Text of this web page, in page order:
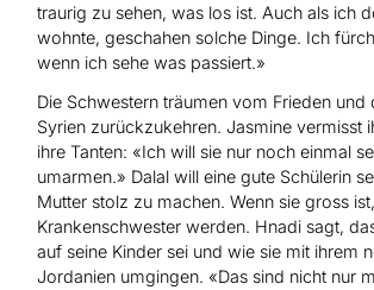
traurig zu sehen, was los ist. Auch als ich
wohnte, geschahen solche Dinge. Ich
wenn ich sehe was passiert.»
Die Schwestern träumen vom Frieden und
Syrien zurückzukehren. Jasmine vermisst
ihre Tanten: «Ich will sie nur noch einmal
umarmen.» Dalal will eine gute Schülerin
Mutter stolz zu machen. Wenn sie gross
Krankenschwester werden. Hnadi sagt,
auf seine Kinder sei und wie sie mit ihrem
Jordanien umgingen. «Das sind nicht nur